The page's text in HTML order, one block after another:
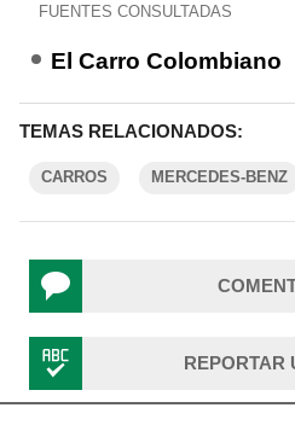
FUENTES CONSULTADAS
El Carro Colombiano
TEMAS RELACIONADOS:
CARROS MERCEDES-BENZ
REPORTAR